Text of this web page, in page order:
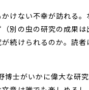
けない不幸が訪れる
別の虫の研究の成果
続けられるのか。読
士がいかに偉大な研